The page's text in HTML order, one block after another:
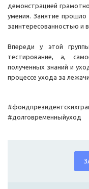
демонстрацией
умения. Занятие прошло
заинтересованностью и
Впереди у этой
тестирование, а,
полученных знаний и
процессе ухода за
#долговременныйуход